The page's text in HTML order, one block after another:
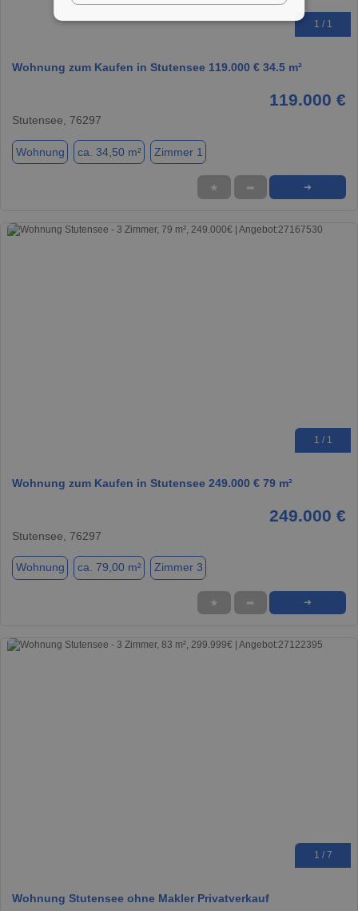
1 / 1
Wohnung zum Kaufen in Stutensee 119.000 € 34.5 m²
119.000 €
Stutensee, 76297
Wohnung ca. 34,50 m² Zimmer 1
★ ➦ ➜
1 / 1
Wohnung zum Kaufen in Stutensee 249.000 € 79 m²
249.000 €
Stutensee, 76297
Wohnung ca. 79,00 m² Zimmer 3
★ ➦ ➜
1 / 7
Wohnung Stutensee ohne Makler Privatverkauf